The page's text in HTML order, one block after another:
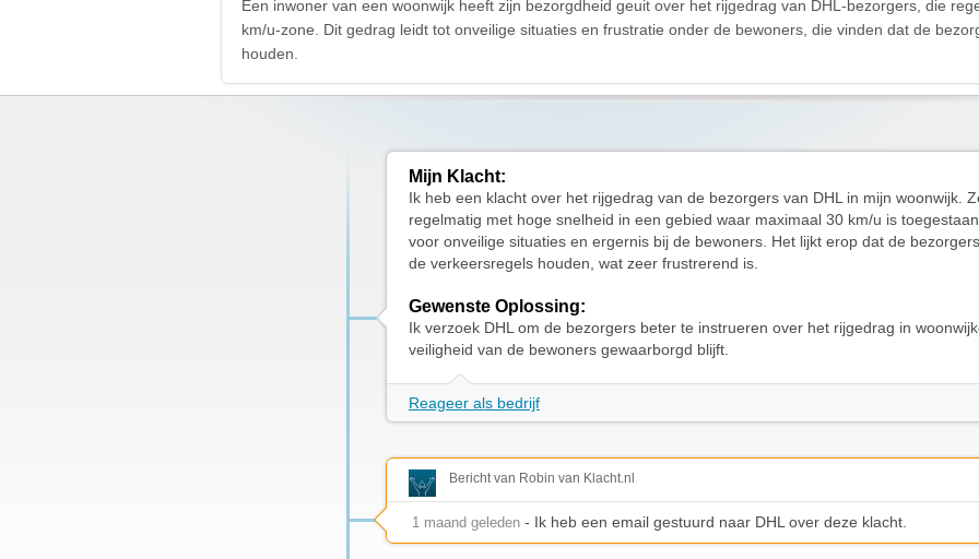
Een inwoner van een woonwijk heeft zijn bezorgdheid geuit over het rijgedrag van DHL-bezorgers, die
km/u-zone. Dit gedrag leidt tot onveilige situaties en frustratie onder de bewoners, die vinden dat de
houden.
Mijn Klacht:
Ik heb een klacht over het rijgedrag van de bezorgers van DHL in mijn woonwijk.
regelmatig met hoge snelheid in een gebied waar maximaal 30 km/u is
voor onveilige situaties en ergernis bij de bewoners. Het lijkt erop dat de
de verkeersregels houden, wat zeer frustrerend is.
Gewenste Oplossing:
Ik verzoek DHL om de bezorgers beter te instrueren over het rijgedrag in
veiligheid van de bewoners gewaarborgd blijft.
Reageer als bedrijf
Bericht van Robin van Klacht.nl
1 maand geleden - Ik heb een email gestuurd naar DHL over deze klacht.